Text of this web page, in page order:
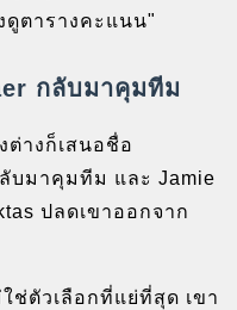
ดูตารางคะแนน"
กลับมาคุมทีม
ต่างก็เสนอชื่อ
บมาคุมทีม และ Jamie
ปลดเขาออกจาก
ช่ตัวเลือกที่แย่ที่สุด เขา